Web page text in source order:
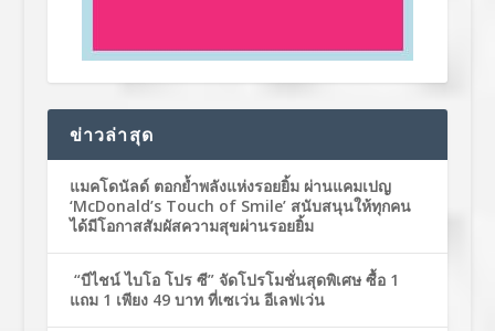
ข่าวล่าสุด
แมคโดนัลด์ ตอกย้ำพลังแห่งรอยยิ้ม ผ่านแคมเปญ
‘McDonald’s Touch of Smile’ สนับสนุนให้ทุกคน
ได้มีโอกาสสัมผัสความสุขผ่านรอยยิ้ม
“บีไชน์ ไบโอ โปร ซี” จัดโปรโมชั่นสุดพิเศษ ซื้อ 1
แถม 1 เพียง 49 บาท ที่เซเว่น อีเลฟเว่น